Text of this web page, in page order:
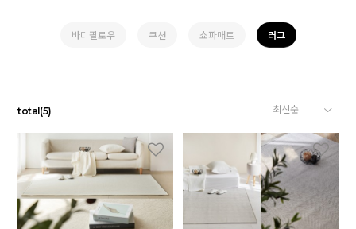
바디필로우 쿠션 쇼파매트 러그
total (5)